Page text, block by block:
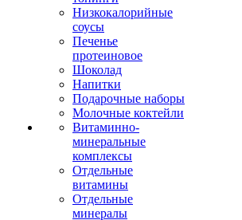
Низкокалорийные
соусы
Печенье
протеиновое
Шоколад
Напитки
Подарочные наборы
Молочные коктейли
Витаминно-
минеральные
комплексы
Отдельные
витамины
Отдельные
минералы